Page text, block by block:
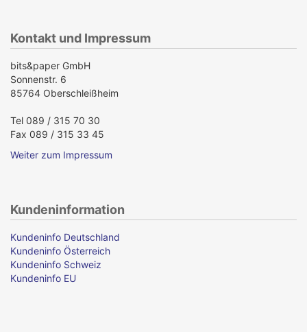
Kontakt und Impressum
bits&paper GmbH
Sonnenstr. 6
85764 Oberschleißheim
Tel 089 / 315 70 30
Fax 089 / 315 33 45
Weiter zum Impressum
Kundeninformation
Kundeninfo Deutschland
Kundeninfo Österreich
Kundeninfo Schweiz
Kundeninfo EU